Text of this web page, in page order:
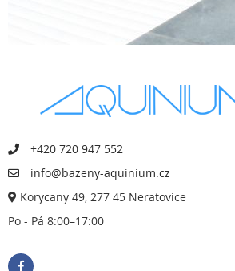
+420 720 947 552
info@bazeny-aquinium.cz
Korycany 49, 277 45 Neratovice
Po - Pá 8:00–17:00